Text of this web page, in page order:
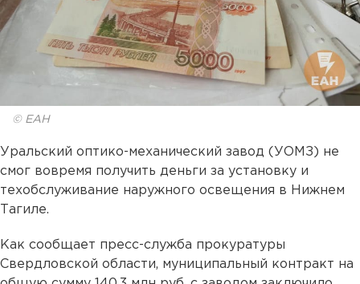
© ЕАН
Уральский оптико-механический завод (УОМЗ) не
смог вовремя получить деньги за установку и
техобслуживание наружного освещения в Нижнем
Тагиле.
Как сообщает пресс-служба прокуратуры
Свердловской области, муниципальный контракт на